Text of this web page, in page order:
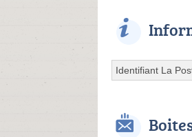
Identifiant La